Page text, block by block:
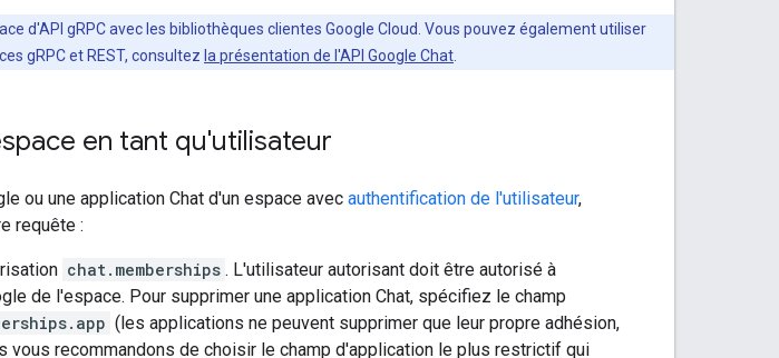
d'API gRPC avec les bibliothèques clientes Google Cloud. Vous pouvez également utiliser
gRPC et REST, consultez la présentation de l'API Google Chat
en tant qu'utilisateur
ou une application Chat d'un espace avec authentification de l'utilisateur,
requête :
chat.memberships . L'utilisateur autorisant doit être autorisé à
de l'espace. Pour supprimer une application Chat, spécifiez le champ
(les applications ne peuvent supprimer que leur propre adhésion,
vous recommandons de choisir le champ d'application le plus restrictif qui